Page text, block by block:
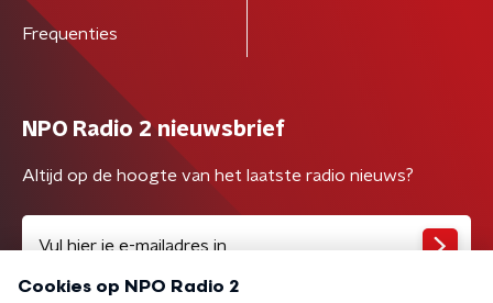
Frequenties
NPO Radio 2 nieuwsbrief
Altijd op de hoogte van het laatste radio nieuws?